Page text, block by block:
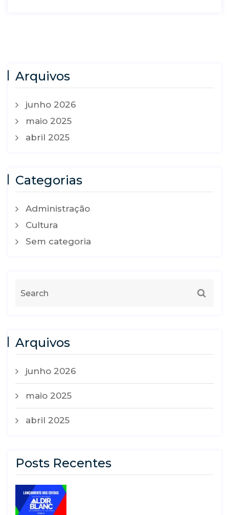
Arquivos
junho 2026
maio 2025
abril 2025
Categorias
Administração
Cultura
Sem categoria
Arquivos
junho 2026
maio 2025
abril 2025
Posts Recentes